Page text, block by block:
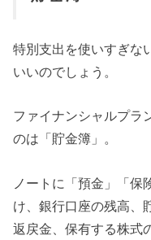
特別支出を使いすぎな
いいのでしょう。
ファイナンシャルプラ
のは「貯金簿」。
ノートに「預金」「保
け、銀行口座の残高、
返戻金、保有する株式